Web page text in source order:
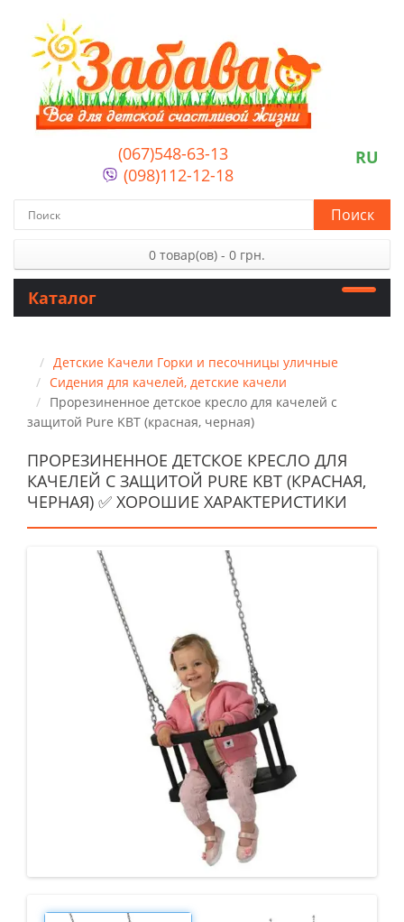
(067)548-63-13
(098)112-12-18
RU
Поиск
0 товар(ов) - 0 грн.
Каталог
Детские Качели Горки и песочницы уличные
Сидения для качелей, детские качели
Прорезиненное детское кресло для качелей с
защитой Pure KBT (красная, черная)
ПРОРЕЗИНЕННОЕ ДЕТСКОЕ КРЕСЛО ДЛЯ
КАЧЕЛЕЙ С ЗАЩИТОЙ PURE KBT (КРАСНАЯ,
ЧЕРНАЯ) ✅ ХОРОШИЕ ХАРАКТЕРИСТИКИ